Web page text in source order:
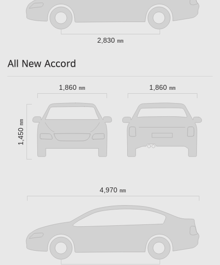
2,830 ㎜
All New Accord
1,860 ㎜ 1,860 ㎜
1,450 ㎜
4,970 ㎜